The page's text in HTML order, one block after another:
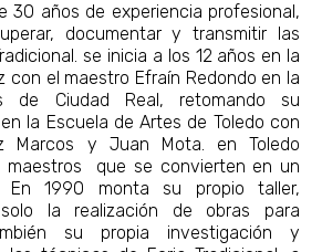
30 años de experiencia profesional,
documentar y transmitir las
se inicia a los 12 años en la
con el maestro Efraín Redondo en la
de Ciudad Real, retomando su
la Escuela de Artes de Toledo con
Marcos y Juan Mota. en Toledo
maestros que se convierten en un
En 1990 monta su propio taller,
la realización de obras para
su propia investigación y